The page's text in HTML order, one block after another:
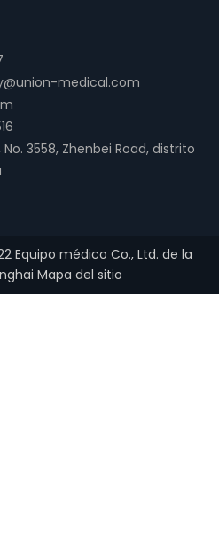
medical.com
3558, Zhenbei Road, distrito
Equipo médico Co., Ltd. de la
Mapa del sitio